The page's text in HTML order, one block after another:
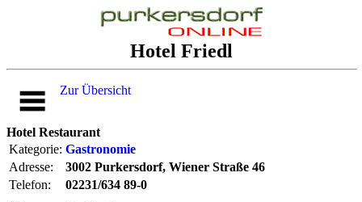
Hotel Friedl
Zur Übersicht
Hotel Restaurant
Kategorie: Gastronomie
Adresse:
3002 Purkersdorf, Wiener Straße 46
Telefon:
02231/634 89-0